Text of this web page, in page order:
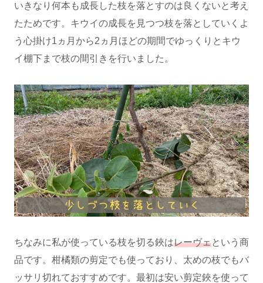
いきなり何本も成長した枝を落とすのは良くないと考え
たためです。キウイの成長を見つつ枝を落としていくよ
う心掛け1ヵ月から2ヵ月ほどの期間でゆっくりとキウ
イ棚下まで枝の間引きを行いました。
ちなみに私が使っている枝を切る鋏はレーヴェという商
品です。柑橘類の剪定でも使っており、太めの枝でもバ
ッサリ切れておすすめです。最初は安い剪定鋏を使って